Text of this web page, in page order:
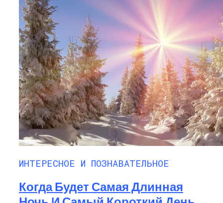
ИНТЕРЕСНОЕ И ПОЗНАВАТЕЛЬНОЕ
Когда Будет Самая Длинная